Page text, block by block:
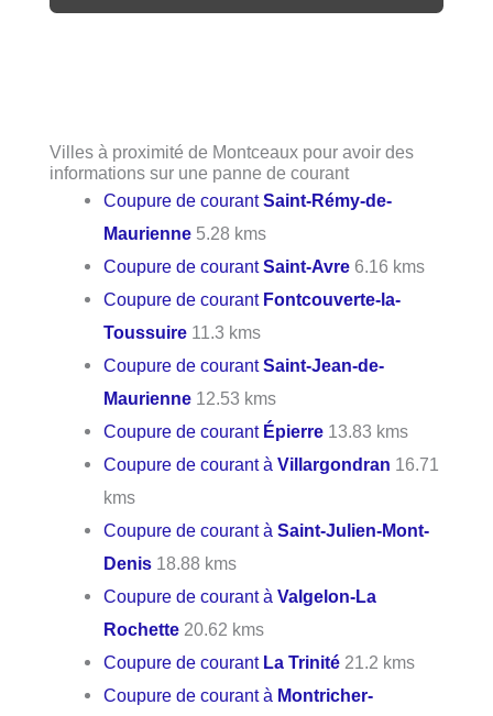
Villes à proximité de Montceaux pour avoir des
informations sur une panne de courant
Coupure de courantSaint-Rémy-de-
Maurienne 5.28 kms
Coupure de courantSaint-Avre 6.16 kms
Coupure de courant Fontcouverte-la-
Toussuire 11.3 kms
Coupure de courantSaint-Jean-de-
Maurienne 12.53 kms
Coupure de courant Épierre 13.83 kms
Coupure de courant àVillargondran 16.71
kms
Coupure de courant àSaint-Julien-Mont-
Denis 18.88 kms
Coupure de courant àValgelon-La
Rochette 20.62 kms
Coupure de courant La Trinité 21.2 kms
Coupure de courant à Montricher-